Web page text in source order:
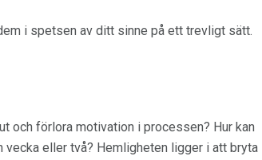
i spetsen av ditt sinne på ett trevligt sätt.
och förlora motivation i processen? Hur kan
vecka eller två? Hemligheten ligger i att bryta